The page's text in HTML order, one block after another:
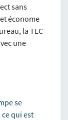
sans
économe
la TLC
une
se
qui est